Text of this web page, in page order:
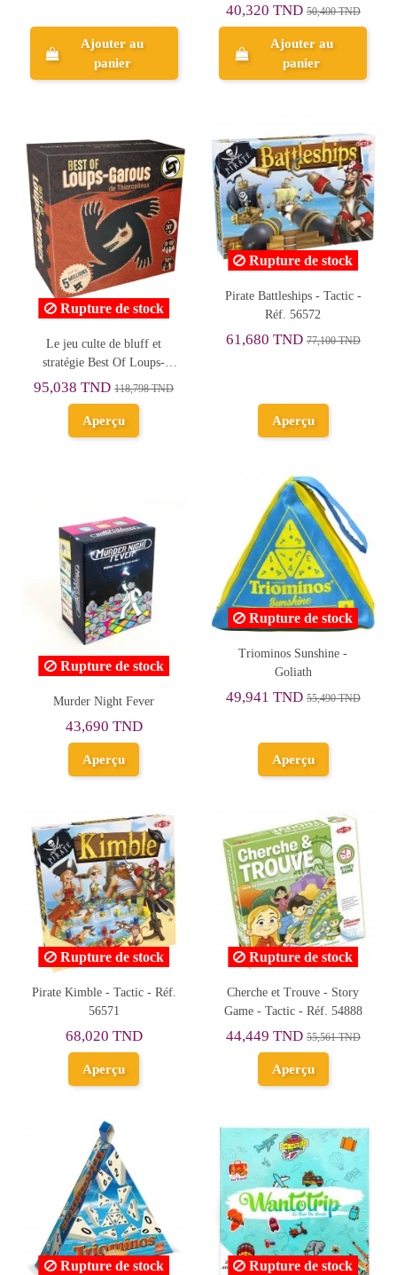
Ajouter au
panier
40,320 TND 50,400 TND
Ajouter au
panier
Rupture de stock
Le jeu culte de bluff et
stratégie Best Of Loups-
Garous de Thiercelieux -
95,038 TND118,798 TND
Aperçu
Rupture de stock
Pirate Battleships - Tactic -
Réf. 56572
61,680 TND 77,100 TND
Aperçu
Rupture de stock
Murder Night Fever
43,690 TND
Aperçu
Rupture de stock
Triominos Sunshine -
Goliath
49,941 TND 55,490 TND
Aperçu
Rupture de stock
Pirate Kimble - Tactic - Réf.
56571
68,020 TND
Aperçu
Rupture de stock
Cherche et Trouve - Story
Game - Tactic - Réf. 54888
44,449 TND 55,561 TND
Aperçu
Rupture de stock Rupture de stock